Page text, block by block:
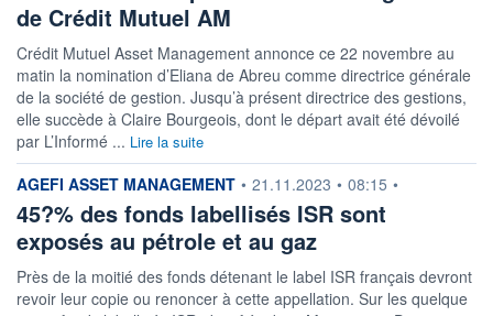
de Crédit Mutuel AM
Crédit Mutuel Asset Management annonce ce 22 novembre au
matin la nomination d’Eliana de Abreu comme directrice générale
de la société de gestion. Jusqu’à présent directrice des gestions,
elle succède à Claire Bourgeois, dont le départ avait été dévoilé
par L’Informé ... Lire la suite
information fournie par
AGEFI ASSET MANAGEMENT • 21.11.2023 • 08:15 •
45?% des fonds labellisés ISR sont
exposés au pétrole et au gaz
Près de la moitié des fonds détenant le label ISR français devront
revoir leur copie ou renoncer à cette appellation. Sur les quelque